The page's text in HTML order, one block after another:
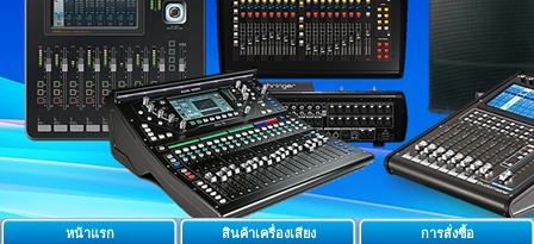
หน้าแรก สินค้าเครื่องเสียง การสั่งซื้อ